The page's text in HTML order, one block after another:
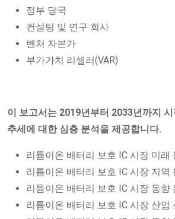
정부 당국
컨설팅 및 연구 회사
벤처 자본가
부가가치 리셀러(VAR)
이 보고서는 2019년부터 2033년까지
추세에 대한 심층 분석을 제공합니다.
리튬이온 배터리 보호 IC 시장 미래
리튬이온 배터리 보호 IC 시장 지역
리튬이온 배터리 보호 IC 시장 동향
리튬이온 배터리 보호 IC 시장 산업